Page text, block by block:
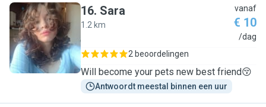
S
16. Sara
1.2 km
vanaf
€ 10
/dag
2 beoordelingen
Will become your pets new best friend😚
Antwoordt meestal binnen een uur